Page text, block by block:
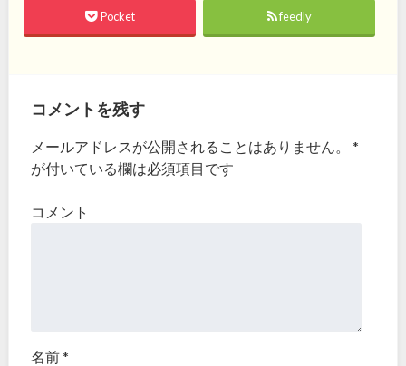
Pocket feedly
コメントを残す
メールアドレスが公開されることはありません。
*
が付いている欄は必須項目です
コメント
名前*